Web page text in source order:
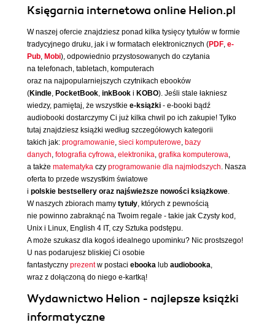
Księgarnia internetowa online Helion.pl
W naszej ofercie znajdziesz ponad kilka tysięcy tytułów w formie
tradycyjnego druku, jak i w formatach elektronicznych (PDF, e-
Pub, Mobi), odpowiednio przystosowanych do czytania
na telefonach, tabletach, komputerach
oraz na najpopularniejszych czytnikach ebooków
(Kindle, PocketBook, inkBook i KOBO). Jeśli stale łakniesz
wiedzy, pamiętaj, że wszystkie e-książki - e-booki bądź
audiobooki dostarczymy Ci już kilka chwil po ich zakupie! Tylko
tutaj znajdziesz książki według szczegółowych kategorii
takich jak: programowanie, sieci komputerowe, bazy
danych, fotografia cyfrowa, elektronika, grafika komputerowa,
a także matematyka czy programowanie dla najmłodszych. Nasza
oferta to przede wszystkim światowe
i polskie bestsellery oraz najświeższe nowości książkowe.
W naszych zbiorach mamy tytuły, których z pewnością
nie powinno zabraknąć na Twoim regale - takie jak Czysty kod,
Unix i Linux, English 4 IT, czy Sztuka podstępu.
A może szukasz dla kogoś idealnego upominku? Nic prostszego!
U nas podarujesz bliskiej Ci osobie
fantastyczny prezentw postaci ebooka lub audiobooka,
wraz z dołączoną do niego e-kartką!
Wydawnictwo Helion - najlepsze książki
informatyczne